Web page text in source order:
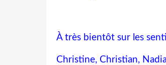
À très bientôt sur les
Christine, Christian,